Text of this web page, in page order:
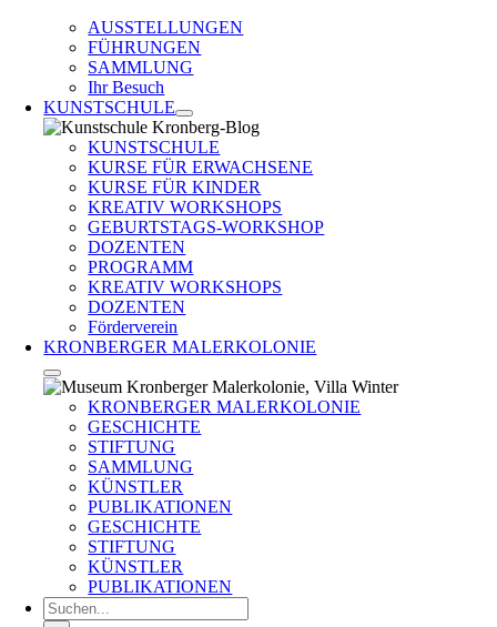
AUSSTELLUNGEN
FÜHRUNGEN
SAMMLUNG
Ihr Besuch
KUNSTSCHULE
KUNSTSCHULE
KURSE FÜR ERWACHSENE
KURSE FÜR KINDER
KREATIV WORKSHOPS
GEBURTSTAGS-WORKSHOP
DOZENTEN
PROGRAMM
KREATIV WORKSHOPS
DOZENTEN
Förderverein
KRONBERGER MALERKOLONIE
KRONBERGER MALERKOLONIE
GESCHICHTE
STIFTUNG
SAMMLUNG
KÜNSTLER
PUBLIKATIONEN
GESCHICHTE
STIFTUNG
KÜNSTLER
PUBLIKATIONEN
Suche